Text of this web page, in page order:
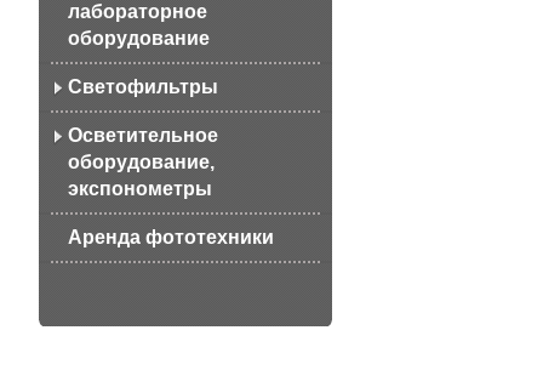
лабораторное
оборудование
Светофильтры
Осветительное
оборудование,
экспонометры
Аренда фототехники